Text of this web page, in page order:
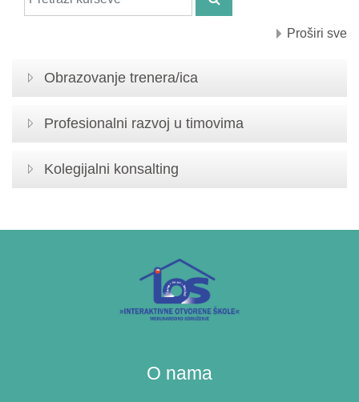
PRETRAŽI KURSEVE
Proširi sve
Obrazovanje trenera/ica
Profesionalni razvoj u timovima
Kolegijalni konsalting
O nama